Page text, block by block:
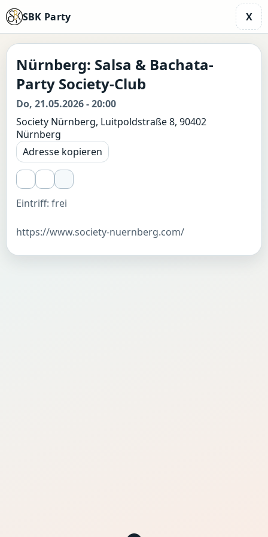
SBK Party X
Nürnberg: Salsa & Bachata-
Party Society-Club
Do, 21.05.2026 - 20:00
Society Nürnberg, Luitpoldstraße 8, 90402
Nürnberg
Adresse kopieren
Eintriff: frei
https://www.society-nuernberg.com/